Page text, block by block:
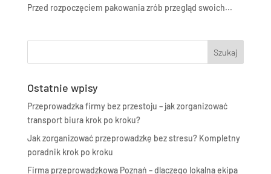
Przed rozpoczęciem pakowania zrób przegląd swoich...
Ostatnie wpisy
Przeprowadzka firmy bez przestoju – jak zorganizować
transport biura krok po kroku?
Jak zorganizować przeprowadzkę bez stresu? Kompletny
poradnik krok po kroku
Firma przeprowadzkowa Poznań – dlaczego lokalna ekipa